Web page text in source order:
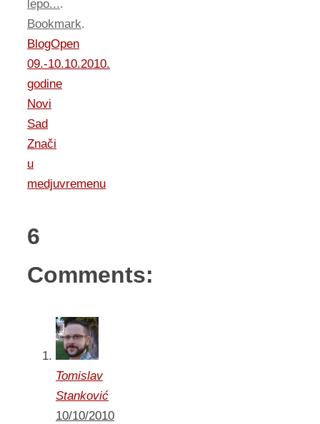
lepo....
Bookmark.
BlogOpen
09.-10.10.2010.
godine
Novi
Sad
Znači
u
medjuvremenu
6
Comments:
Tomislav
Stanković
10/10/2010